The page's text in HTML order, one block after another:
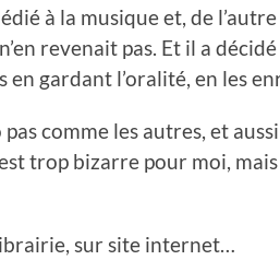
à la musique et, de
revenait pas. Et il a
gardant l’oralité, en les
comme les autres, et
trop bizarre pour moi,
sur site internet…